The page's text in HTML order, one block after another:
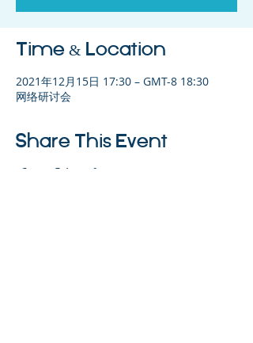
Time & Location
2021年12月15日 17:30 – GMT-8 18:30
网络研讨会
Share This Event